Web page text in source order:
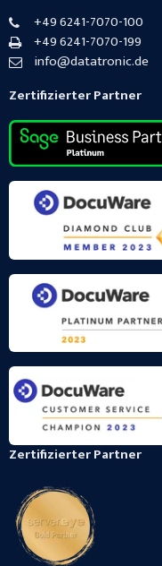
+49 6241-7070-100
+49 6241-7070-199
info@datatronic.de
Zertifizierter Partner
Zertifizierter Partner